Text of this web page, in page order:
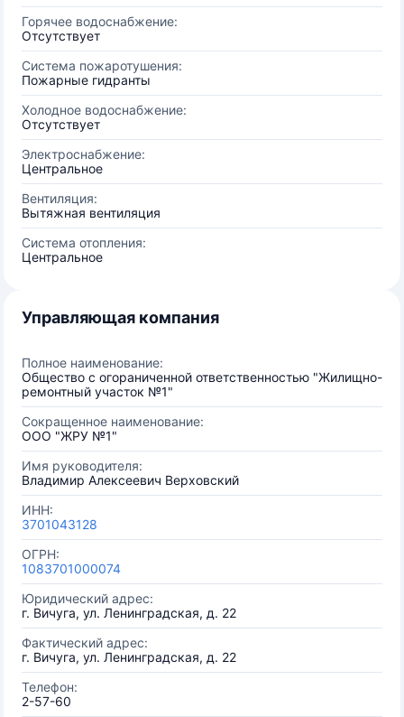
Горячее водоснабжение:
Отсутствует
Система пожаротушения:
Пожарные гидранты
Холодное водоснабжение:
Отсутствует
Электроснабжение:
Центральное
Вентиляция:
Вытяжная вентиляция
Система отопления:
Центральное
Управляющая компания
Полное наименование:
Общество с огораниченной ответственностью "Жилищно-
ремонтный участок №1"
Сокращенное наименование:
ООО "ЖРУ №1"
Имя руководителя:
Владимир Алексеевич Верховский
ИНН:
3701043128
ОГРН:
1083701000074
Юридический адрес:
г. Вичуга, ул. Ленинградская, д. 22
Фактический адрес:
г. Вичуга, ул. Ленинградская, д. 22
Телефон:
2-57-60